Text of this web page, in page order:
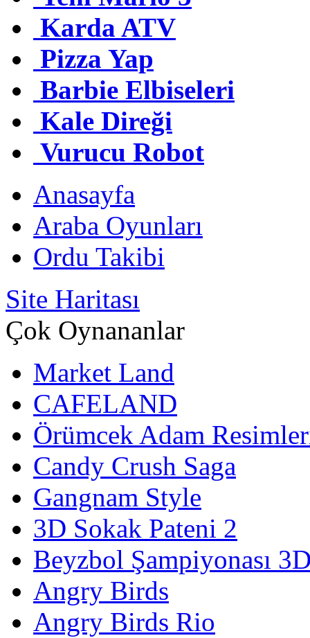
Karda ATV
Pizza Yap
Barbie Elbiseleri
Kale Direği
Vurucu Robot
Anasayfa
Araba Oyunları
Ordu Takibi
Site Haritası
Çok Oynananlar
Market Land
CAFELAND
Örümcek Adam
Candy Crush Saga
Gangnam Style
3D Sokak Pateni 2
Beyzbol Şampiyonası
Angry Birds
Angry Birds Rio